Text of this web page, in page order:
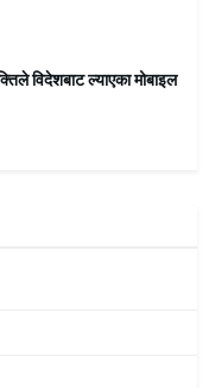
विदेशबाट ल्याएका मोबाइल